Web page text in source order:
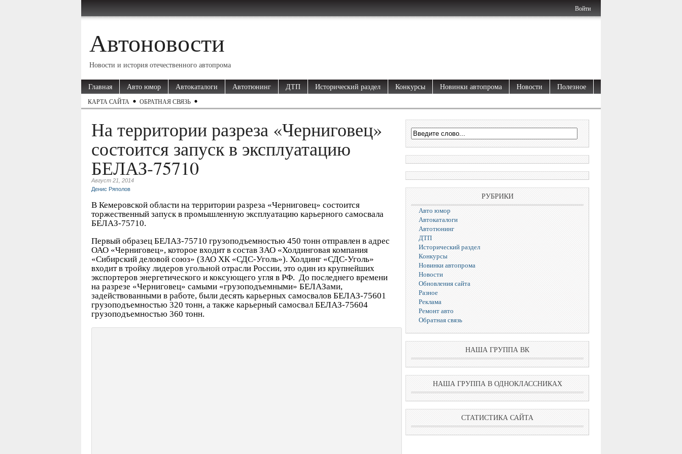
Войти
Автоновости
Новости и история отечественного автопрома
Главная Авто юмор Автокаталоги Автотюнинг ДТП Исторический раздел Конкурсы Новинки автопрома Новости Полезное
КАРТА САЙТА ОБРАТНАЯ СВЯЗЬ
На территории разреза «Черниговец»
состоится запуск в эксплуатацию
БЕЛАЗ-75710
Август 21, 2014
Денис Ряполов
В Кемеровской области на территории разреза «Черниговец» состоится
торжественный запуск в промышленную эксплуатацию карьерного самосвала
БЕЛАЗ-75710.
Первый образец БЕЛАЗ-75710 грузоподъемностью 450 тонн отправлен в адрес
ОАО «Черниговец», которое входит в состав ЗАО «Холдинговая компания
«Сибирский деловой союз» (ЗАО ХК «СДС-Уголь»). Холдинг «СДС-Уголь»
входит в тройку лидеров угольной отрасли России, это один из крупнейших
экспортеров энергетического и коксующего угля в РФ. До последнего времени
на разрезе «Черниговец» самыми «грузоподъемными» БЕЛАЗами,
задействованными в работе, были десять карьерных самосвалов БЕЛАЗ-75601
грузоподъемностью 320 тонн, а также карьерный самосвал БЕЛАЗ-75604
грузоподъемностью 360 тонн.
РУБРИКИ
Авто юмор
Автокаталоги
Автотюнинг
ДТП
Исторический раздел
Конкурсы
Новинки автопрома
Новости
Обновления сайта
Разное
Реклама
Ремонт авто
Обратная связь
НАША ГРУППА ВК
НАША ГРУППА В ОДНОКЛАССНИКАХ
СТАТИСТИКА САЙТА